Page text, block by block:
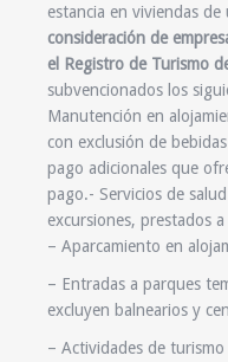
estancia en viviendas
consideración de
el Registro de Turismo
subvencionados los
Manutención en
con exclusión de
pago adicionales que
pago.- Servicios de
excursiones, prestados
– Aparcamiento en
– Entradas a parques
excluyen balnearios y
– Actividades de